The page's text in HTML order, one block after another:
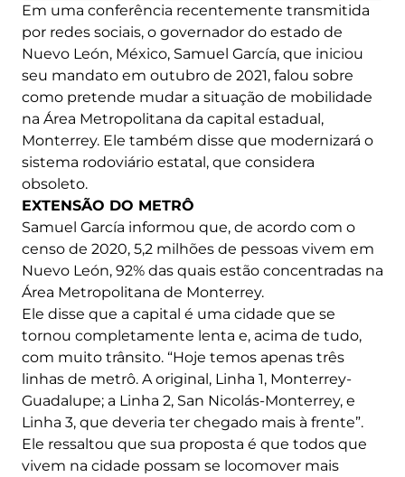
Em uma conferência recentemente transmitida
por redes sociais, o governador do estado de
Nuevo León, México, Samuel García, que iniciou
seu mandato em outubro de 2021, falou sobre
como pretende mudar a situação de mobilidade
na Área Metropolitana da capital estadual,
Monterrey. Ele também disse que modernizará o
sistema rodoviário estatal, que considera
obsoleto.
EXTENSÃO DO METRÔ
Samuel García informou que, de acordo com o
censo de 2020, 5,2 milhões de pessoas vivem em
Nuevo León, 92% das quais estão concentradas na
Área Metropolitana de Monterrey.
Ele disse que a capital é uma cidade que se
tornou completamente lenta e, acima de tudo,
com muito trânsito. “Hoje temos apenas três
linhas de metrô. A original, Linha 1, Monterrey-
Guadalupe; a Linha 2, San Nicolás-Monterrey, e
Linha 3, que deveria ter chegado mais à frente”.
Ele ressaltou que sua proposta é que todos que
vivem na cidade possam se locomover mais